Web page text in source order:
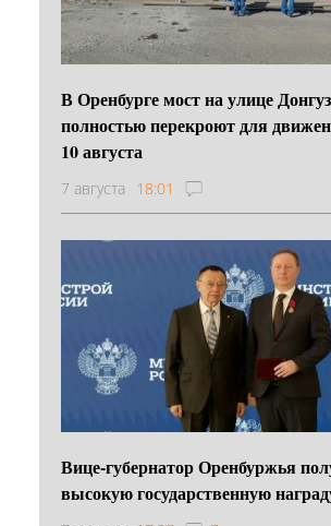
В Оренбурге мост на улице
полностью перекроют для
10 августа
7 августа 18:01
Вице-губернатор Оренбуржья
высокую государственную